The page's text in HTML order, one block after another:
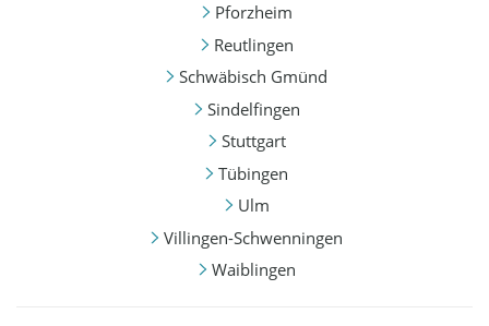
Pforzheim
Reutlingen
Schwäbisch Gmünd
Sindelfingen
Stuttgart
Tübingen
Ulm
Villingen-Schwenningen
Waiblingen